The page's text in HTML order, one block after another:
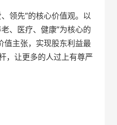
领先”的核心价值观。以
、医疗、健康”为核心的
值主张，实现股东利益最
，让更多的人过上有尊严